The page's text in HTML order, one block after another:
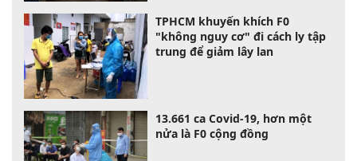
TPHCM khuyến khích F0
"không nguy cơ" đi cách ly tập
trung để giảm lây lan
13.661 ca Covid-19, hơn một
nửa là F0 cộng đồng